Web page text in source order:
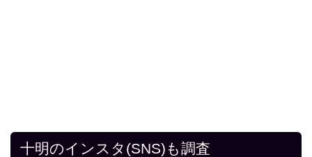
十明のインスタ(SNS)も調査